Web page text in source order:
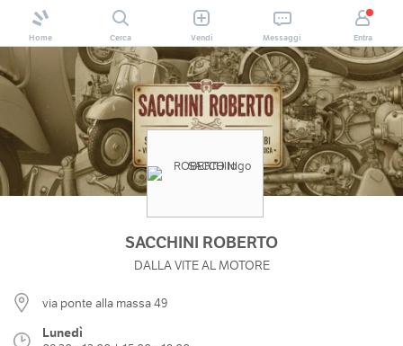
Home Cerca Vendi Messaggi Entra
SACCHINI ROBERTO
DALLA VITE AL MOTORE
via ponte alla massa 49
Lunedì